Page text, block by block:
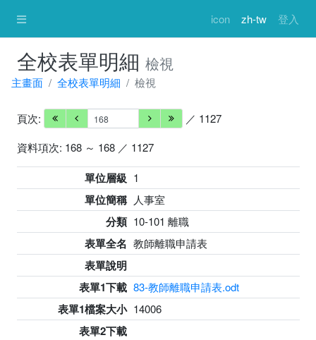
icon zh-tw 登入
全校表單明細 檢視
主畫面 全校表單明細 檢視
頁次:
／ 1127
資料項次: 168 ～ 168 ／ 1127
單位層級 1
單位簡稱 人事室
分類 10-101 離職
表單全名 教師離職申請表
表單說明
表單1下載 83-教師離職申請表.odt
表單1檔案大小 14006
表單2下載